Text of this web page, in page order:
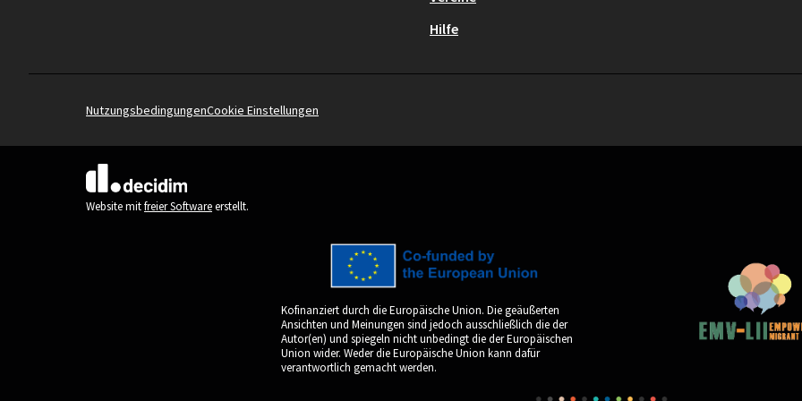
Hilfe
NutzungsbedingungenCookie Einstellungen
(Externer Link)
Website mitfreier Softwareerstellt.
Kofinanziert durch die Europäische Union. Die geäußerten
Ansichten und Meinungen sind jedoch ausschließlich die der
Autor(en) und spiegeln nicht unbedingt die der Europäischen
Union wider. Weder die Europäische Union kann dafür
verantwortlich gemacht werden.